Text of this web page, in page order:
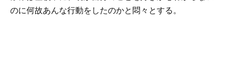
のに何故あんな行動をしたのかと悶々とする。